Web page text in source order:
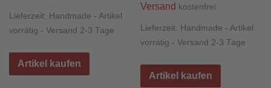
Lieferzeit: Handmade - Artikel
vorrätig - Versand 2-3 Tage
Artikel kaufen
Versand kostenfrei
Lieferzeit: Handmade - Artikel
vorrätig - Versand 2-3 Tage
Artikel kaufen